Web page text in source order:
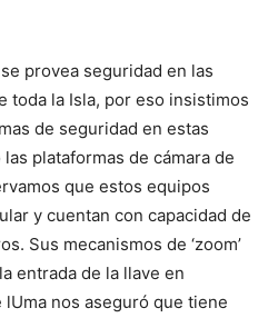
provea seguridad en las
toda la Isla, por eso insistimos
de seguridad en estas
plataformas de cámara de
que estos equipos
y cuentan con capacidad de
Sus mecanismos de ‘zoom’
entrada de la llave en
nos aseguró que tiene